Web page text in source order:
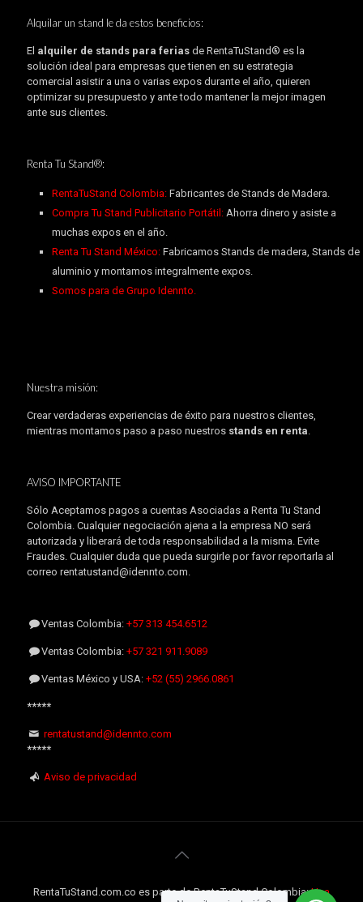
Alquilar un stand le da estos beneficios:
El alquiler de stands para ferias de RentaTuStand® es la
solución ideal para empresas que tienen en su estrategia
comercial asistir a una o varias expos durante el año, quieren
optimizar su presupuesto y ante todo mantener la mejor imagen
ante sus clientes.
Renta Tu Stand®:
RentaTuStand Colombia: Fabricantes de Stands de Madera.
Compra Tu Stand Publicitario Portátil:Ahorra dinero y asiste a
muchas expos en el año.
Renta Tu Stand México:Fabricamos Stands de madera, Stands de
aluminio y montamos integralmente expos.
Somos para de Grupo Idennto.
Nuestra misión:
Crear verdaderas experiencias de éxito para nuestros clientes,
mientras montamos paso a paso nuestros stands en renta
AVISO IMPORTANTE
Sólo Aceptamos pagos a cuentas Asociadas a Renta Tu Stand
Colombia. Cualquier negociación ajena a la empresa NO será
autorizada y liberará de toda responsabilidad a la misma. Evite
Fraudes. Cualquier duda que pueda surgirle por favor reportarla al
correo rentatustand@idennto.com.
Ventas Colombia:+57 313 454.6512
Ventas Colombia:+57 321 911.9089
Ventas México y USA:+52 (55) 2966.0861
*****
rentatustand@idennto.com
*****
Aviso de privacidad
RentaTuStand.com.co es parte de RentaTuStand Colombia:Una